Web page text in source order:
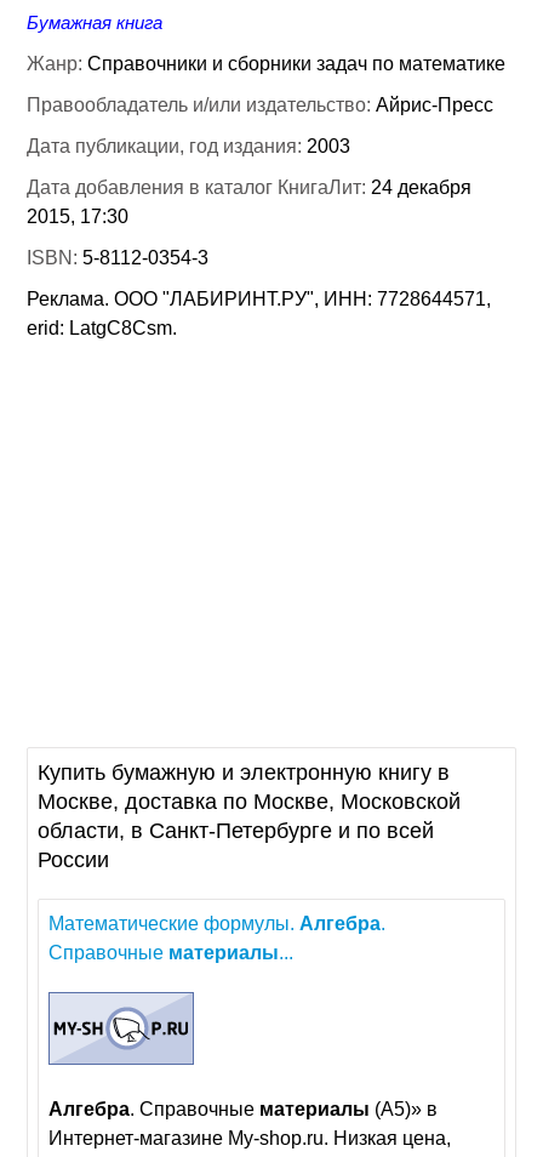
Бумажная книга
Жанр:Справочники и сборники задач по математике
Правообладатель и/или издательство:Айрис-Пресс
Дата публикации, год издания: 2003
Дата добавления в каталог КнигаЛит: 24 декабря
2015, 17:30
ISBN:5-8112-0354-3
Реклама. ООО "ЛАБИРИНТ.РУ", ИНН: 7728644571,
erid: LatgC8Csm.
Купить бумажную и электронную книгу в
Москве, доставка по Москве, Московской
области, в Санкт-Петербурге и по всей
России
Математические формулы.Алгебра.
Справочные материалы...
Алгебра. Справочные материалы (А5)» в
Интернет-магазине My-shop.ru. Низкая цена,